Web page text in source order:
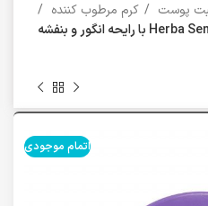
پوست
کرم مرطوب کننده
کرم مرطوب کننده آردن سری Herba Sense با رایحه انگور و بنفشه
اتمام موجودی